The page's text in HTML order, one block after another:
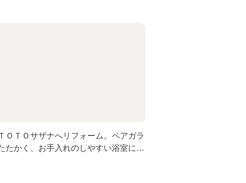
ＯＴＯサザナへリフォーム。ペアガラ
たかく、お手入れのしやすい浴室にな